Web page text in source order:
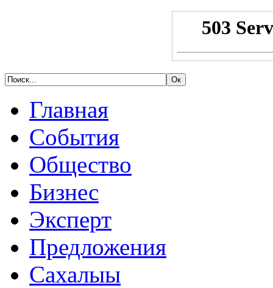
Главная
События
Общество
Бизнес
Эксперт
Предложения
Сахалыы